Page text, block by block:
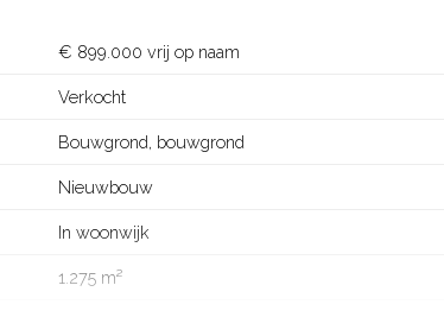
€ 899.000 vrij op naam
Verkocht
Bouwgrond, bouwgrond
Nieuwbouw
In woonwijk
1.275 m²